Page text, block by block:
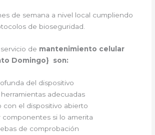
de semana a nivel local cumpliendo
de bioseguridad.
de mantenimiento celular
Domingo} son:
del dispositivo
adecuadas
con el dispositivo abierto
componentes si lo amerita
de comprobación